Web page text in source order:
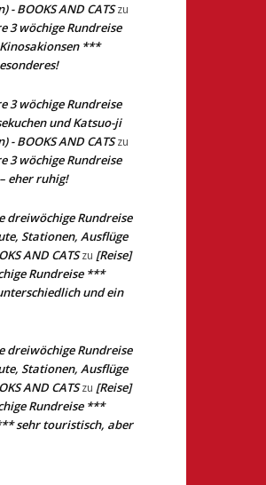
- BOOKS AND CATSzu
3 wöchige Rundreise
***
3 wöchige Rundreise
und Katsuo-ji
- BOOKS AND CATSzu
3 wöchige Rundreise
eher ruhig!
dreiwöchige Rundreise
Stationen, Ausflüge
AND CATSzu [Reise]
Rundreise ***
und ein
dreiwöchige Rundreise
Stationen, Ausflüge
AND CATSzu [Reise]
Rundreise ***
sehr touristisch, aber